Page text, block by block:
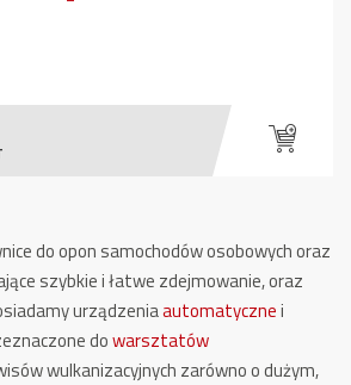
do opon samochodów osobowych oraz
szybkie i łatwe zdejmowanie, oraz
urządzeniaautomatycznei
dowarsztatów
wulkanizacyjnych zarówno o dużym,